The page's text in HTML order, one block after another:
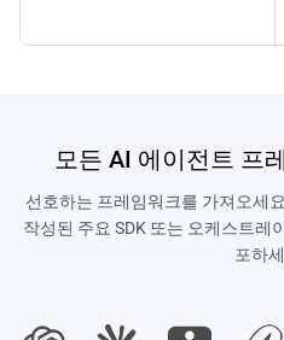
모든 AI 에이전트 프
선호하는 프레임워크를 가져오세
작성된 주요 SDK 또는 오케스트레
포하